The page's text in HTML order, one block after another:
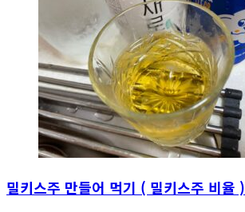
밀키스주 만들어 먹기 ( 밀키스주 비율 )